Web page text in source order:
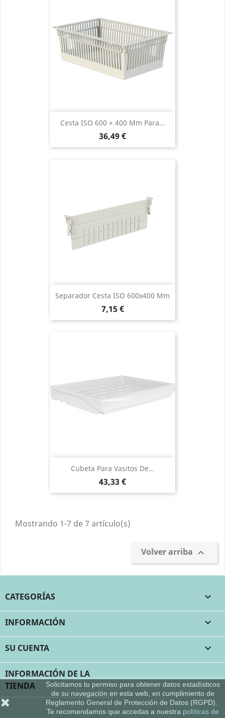
Cesta ISO 600 × 400 Mm Para...
Precio
36,49 €
Separador Cesta ISO 600x400 Mm
Precio
7,15 €
Cubeta Para Vasitos De...
Precio
43,33 €
Mostrando 1-7 de 7 artículo(s)
Volver arriba 
CATEGORÍAS 
INFORMACIÓN 
SU CUENTA 
INFORMACIÓN DE LA
TIENDA
Solicitamos tu permiso para obtener datos estadísticos
de su navegación en esta web, en cumplimiento de
Reglamento General de Protección de Datos (RGPD).
Te recomendamos que accedas a nuestra políticas de
© 2026 - Software Ecommerce desarrollado por
PrestaShop™